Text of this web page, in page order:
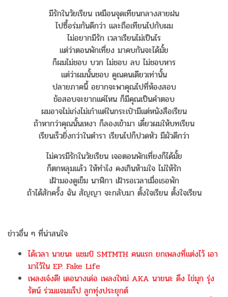
มีรักในวัยเรียน เหมือนจุดเทียนกลางสายฝน
ไปซื้อร่มกันดีกว่า และถือเทียนไปกับผม
ไม่อยากมีรัก เวลาเรียนไม่เป็นไร
แต่ว่าตอนพักเที่ยง มาคบกันจะได้มั้ย
ก็ผมไม่ชอบ บวก ไม่ชอบ ลบ ไม่ชอบหาร
แต่ว่าผมนั้นชอบ คูณคนเดียวเท่านั้น
ปลายภาคนี้ อยากจะพาคุณไปที่ห้องสอบ
ข้อสอบจะยากแค่ไหน ก็มีคุณเป็นคำตอบ
ผมอาจไม่เก่งไม่เก๋าแต่ในกระเป๋ามีแต่หนังสือเรียน
ถ้าหากว่าคุณนั้นเหงา ก็ลองเข้ามา เดี๋ยวผมให้บทเรียน
เรียนเร็วยิ่งกว่าในตำรา เรียนไปก็ปวดหัว มีผัวดีกว่า
ไม่ควรมีรักในวัยเรียน เจอตอนพักเที่ยงก็ได้มั้ย
ก็ตกหลุมแล้ว ให้ทำไง คงเกินห้ามใจ ไม่ให้รัก
เฝ้ามองดูเข็ม นาฬิกา เฝ้ารอเวลาเมื่อเธอพัก
ถ้าได้สักครั้ง ฉัน สัญญา จะกลับมา ตั้งใจเรียน ตั้งใจเรียน
ข่าวอื่น ๆ ที่น่าสนใจ
ได้เวลา นายนะ แชมป์ SMTMTH คนแรก ยกเพลงที่แต่งไว้ เอา
มาไว้ใน EP. Fake Life
เพลงเจ๋งดี! เดอนางเด่อ เพลงใหม่ AKA นายนะ ดึง ไข่มุก รุ่ง
รัตน์ ร่วมแจมแร็ป ลูกทุ่งประยุกต์